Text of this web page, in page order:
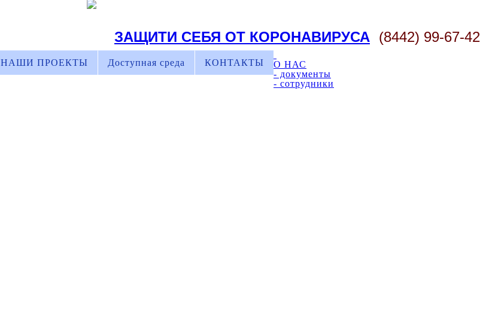
ЗАЩИТИ СЕБЯ ОТ КОРОНАВИРУСА (8442) 99-67-42
НАШИ ПРОЕКТЫ Доступная среда КОНТАКТЫ
О НАС
- документы
- сотрудники